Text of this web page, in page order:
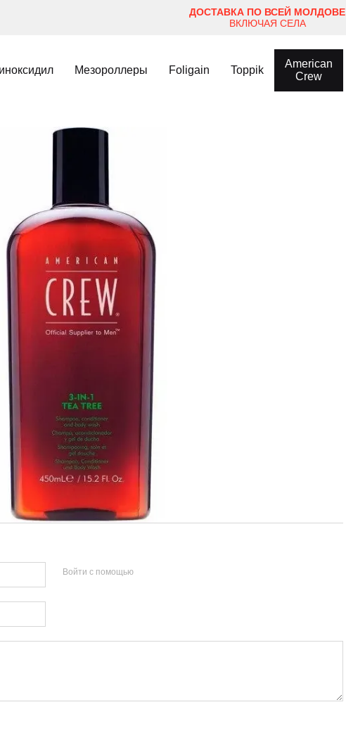
ДОСТАВКА ПО ВСЕЙ МОЛДОВЕ
ВКЛЮЧАЯ СЕЛА
Мезороллеры Foligain Toppik
American
Crew
Войти с помощью